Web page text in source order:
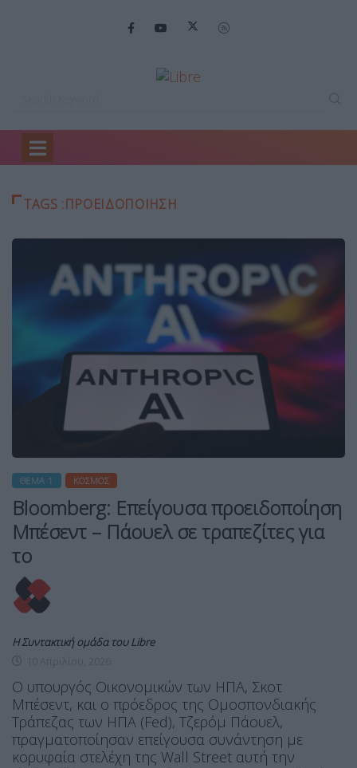
Home
TAGS :ΠΡΟΕΙΔΟΠΟΊΗΣΗ
ΘΈΜΑ 1 ΚΌΣΜΟΣ
Bloomberg: Επείγουσα προειδοποίηση
Μπέσεντ – Πάουελ σε τραπεζίτες για
το
Η Συντακτική ομάδα του Libre
Ο υπουργός Οικονομικών των ΗΠΑ, Σκοτ
Μπέσεντ, και ο πρόεδρος της Ομοσπονδιακής
Τράπεζας των ΗΠΑ (Fed), Τζερόμ Πάουελ,
πραγματοποίησαν επείγουσα συνάντηση με
κορυφαία στελέχη της Wall Street αυτή την